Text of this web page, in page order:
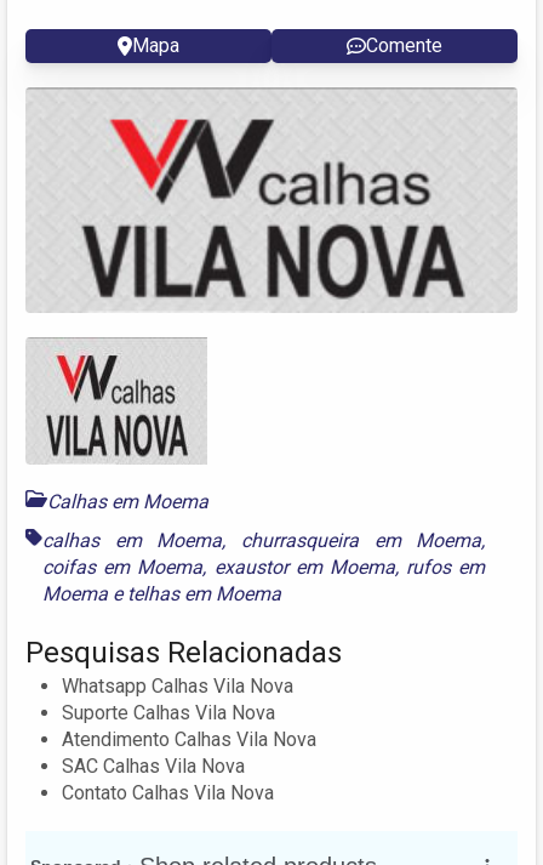
Mapa Comente
Calhas em Moema
calhas em Moema, churrasqueira em Moema,
coifas em Moema, exaustor em Moema, rufos em
Moema e telhas em Moema
Pesquisas Relacionadas
Whatsapp Calhas Vila Nova
Suporte Calhas Vila Nova
Atendimento Calhas Vila Nova
SAC Calhas Vila Nova
Contato Calhas Vila Nova